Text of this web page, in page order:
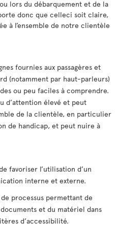
lors du débarquement et de la
donc que celleci soit claire,
à l’ensemble de notre clientèle
fournies aux passagères et
(notamment par haut-parleurs)
ou peu faciles à comprendre.
d’attention élevé et peut
de la clientèle, en particulier
de handicap, et peut nuire à
favoriser l’utilisation d’un
interne et externe.
processus permettant de
et du matériel dans
d’accessibilité.